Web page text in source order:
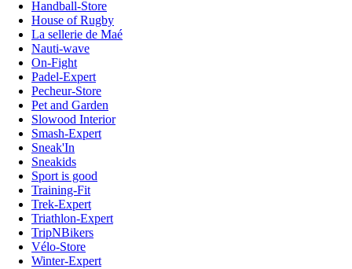
Handball-Store
House of Rugby
La sellerie de Maé
Nauti-wave
On-Fight
Padel-Expert
Pecheur-Store
Pet and Garden
Slowood Interior
Smash-Expert
Sneak'In
Sneakids
Sport is good
Training-Fit
Trek-Expert
Triathlon-Expert
TripNBikers
Vélo-Store
Winter-Expert